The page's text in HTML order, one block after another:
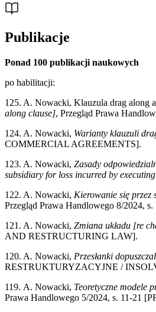
Publikacje
Ponad 100 publikacji naukowych
po habilitacji:
125. A. Nowacki, Klauzula drag along
along clause], Przegląd Prawa
124. A. Nowacki, Warianty klauzuli
COMMERCIAL AGREEMENTS].
123. A. Nowacki, Zasady
subsidiary for loss incurred by
122. A. Nowacki, Kierowanie się przez
Przegląd Prawa Handlowego 8/2024,
121. A. Nowacki, Zmiana układu [re
AND RESTRUCTURING LAW].
120. A. Nowacki, Przesłanki
RESTRUKTURYZACYJNE /
119. A. Nowacki, Teoretyczne modele
Prawa Handlowego 5/2024, s. 11-21